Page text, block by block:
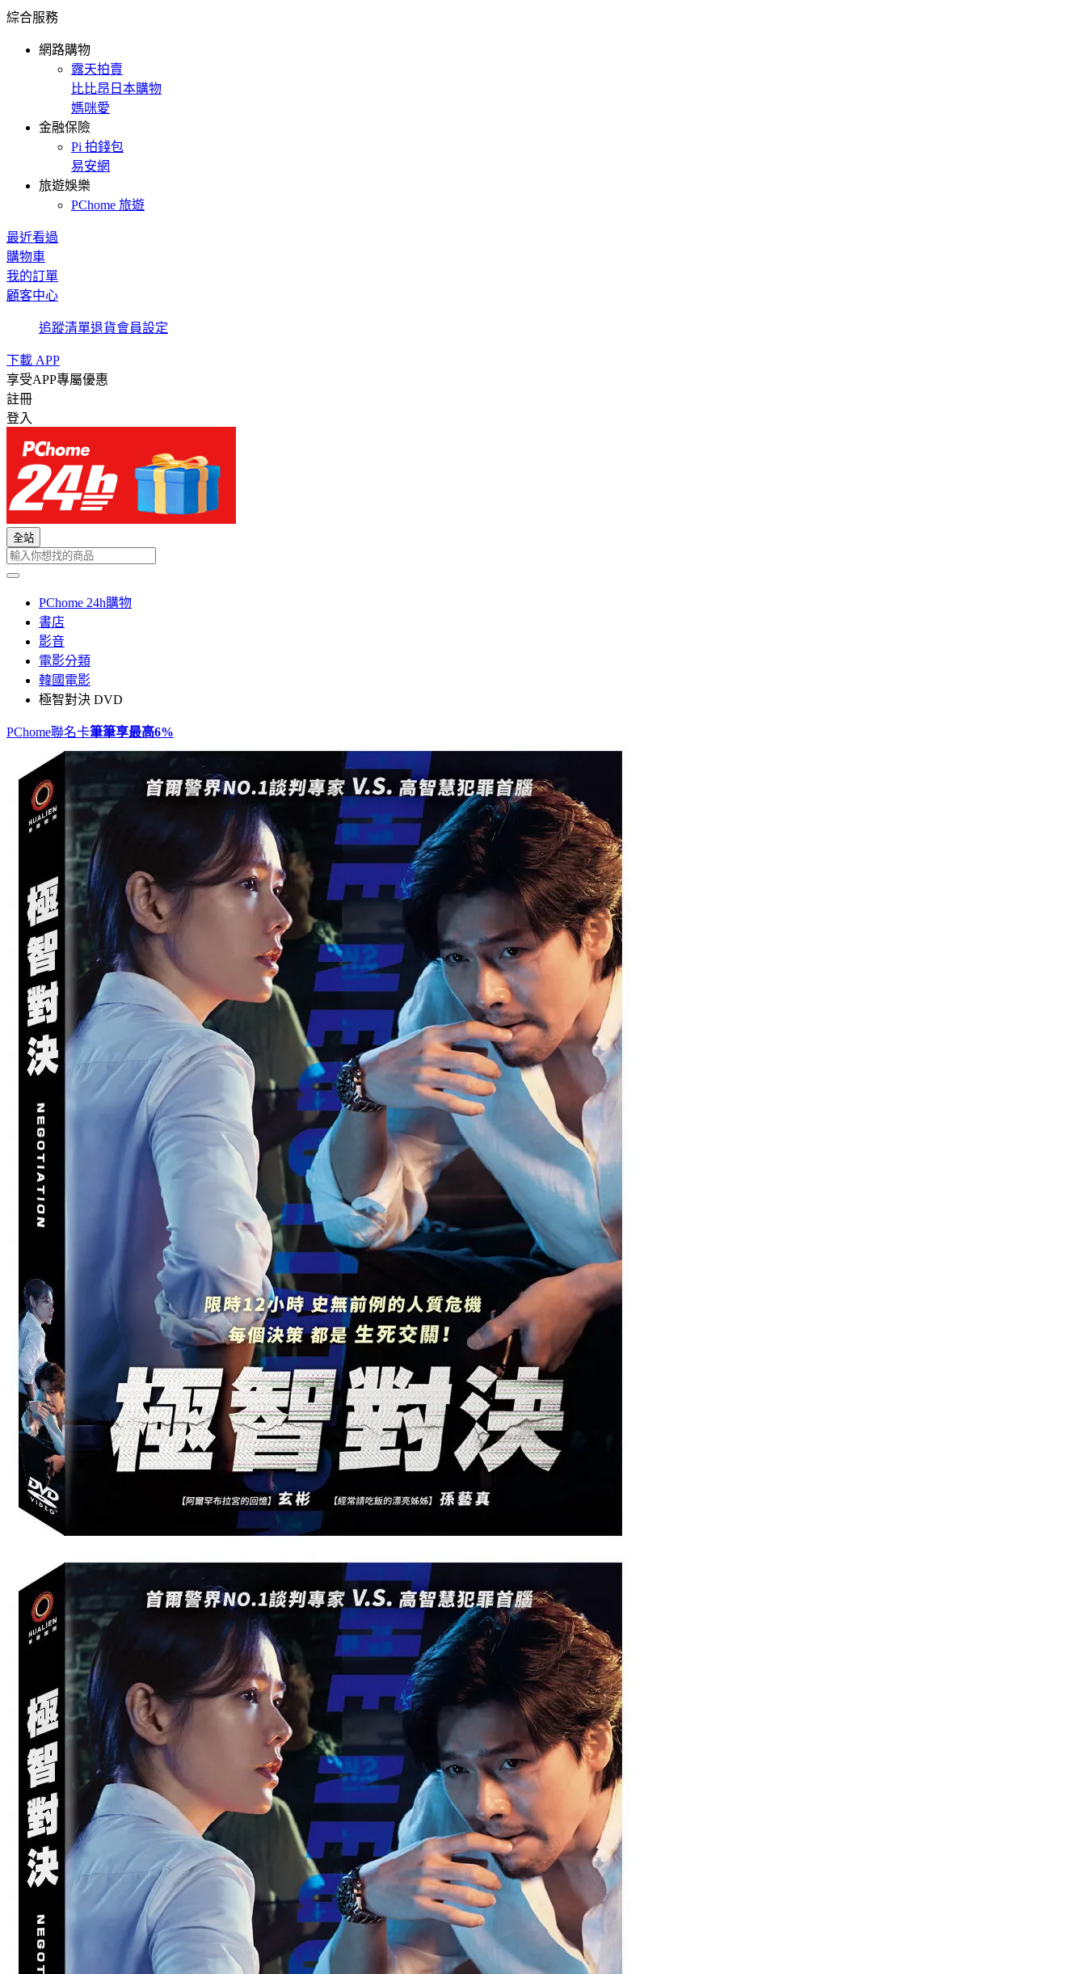
綜合服務
網路購物
露天拍賣
比比昂日本購物
媽咪愛
金融保險
Pi 拍錢包
易安網
旅遊娛樂
PChome 旅遊
最近看過
購物車
我的訂單
顧客中心
追蹤清單退貨會員設定
下載 APP
享受APP專屬優惠
註冊
登入
全站
PChome 24h購物
書店
影音
電影分類
韓國電影
極智對決 DVD
PChome聯名卡筆筆享最高6%